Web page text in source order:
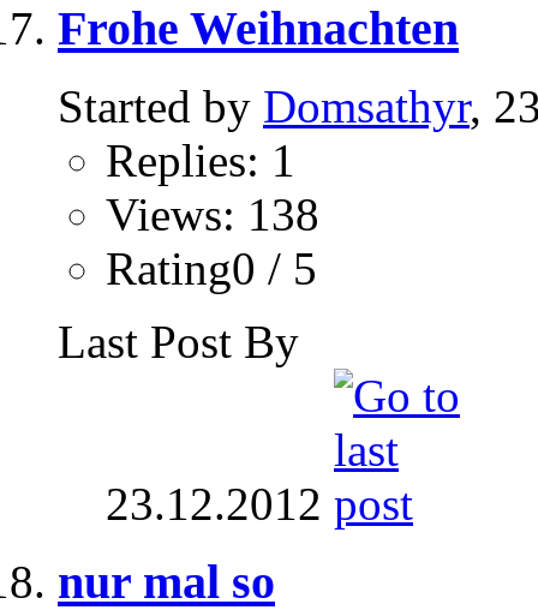
Frohe Weihnachten
Started by Domsathyr,
Replies: 1
Views: 138
Rating0 / 5
Last Post By
23.12.2012
nur mal so